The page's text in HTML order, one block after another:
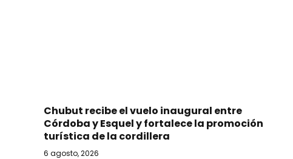
Chubut recibe el vuelo inaugural entre
Córdoba y Esquel y fortalece la promoción
turística de la cordillera
6 agosto, 2026